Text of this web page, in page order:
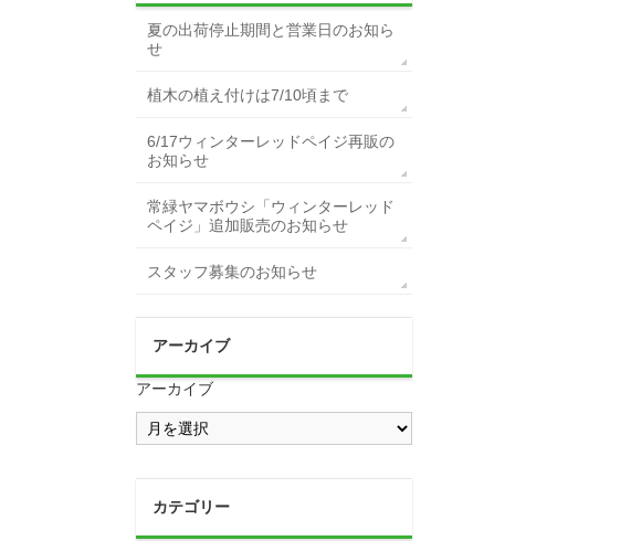
夏の出荷停止期間と営業日のお知ら
せ
植木の植え付けは7/10頃まで
6/17ウィンターレッドペイジ再販の
お知らせ
常緑ヤマボウシ「ウィンターレッド
ペイジ」追加販売のお知らせ
スタッフ募集のお知らせ
アーカイブ
アーカイブ
カテゴリー